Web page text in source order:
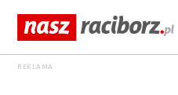
REKLAMA